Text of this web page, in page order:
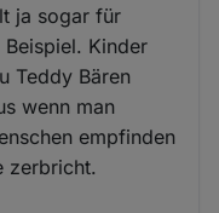
ja sogar für
Kinder
Teddy Bären
wenn man
empfinden
zerbricht.